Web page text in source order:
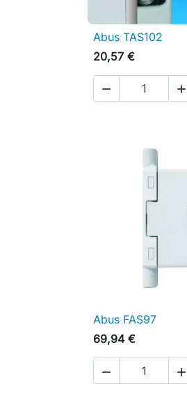
 Aperçu
Abus TAS102
20,57 €
 
 Aperçu
Abus FAS97
69,94 €
 